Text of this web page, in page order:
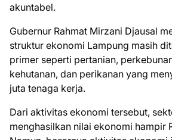
akuntabel.
Gubernur Rahmat Mirzani Djausal
struktur ekonomi Lampung masih
primer seperti pertanian,
kehutanan, dan perikanan yang
juta tenaga kerja.
Dari aktivitas ekonomi tersebut,
menghasilkan nilai ekonomi hampir